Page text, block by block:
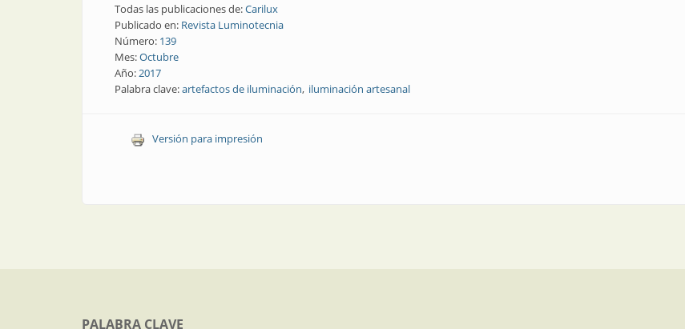
Todas las publicaciones de:Carilux
Publicado en: Revista Luminotecnia
Número: 139
Mes:Octubre
Año:2017
Palabra clave:artefactos de iluminación iluminación artesanal
Versión para impresión
PALABRA CLAVE